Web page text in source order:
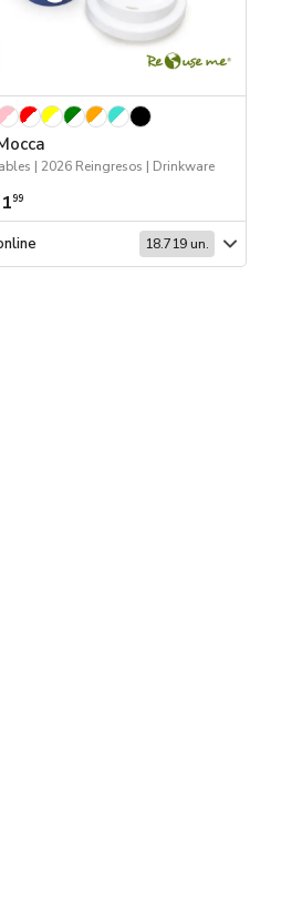
| 2026 Reingresos | Drinkware
99
18.719 un.